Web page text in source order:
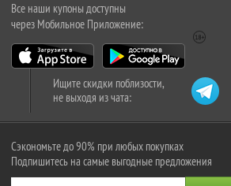
Все наши купоны доступны
через Мобильное Приложение:
Ищите скидки поблизости,
не выходя из чата:
Сэкономьте до 90% при любых покупках
Подпишитесь на самые выгодные предложения